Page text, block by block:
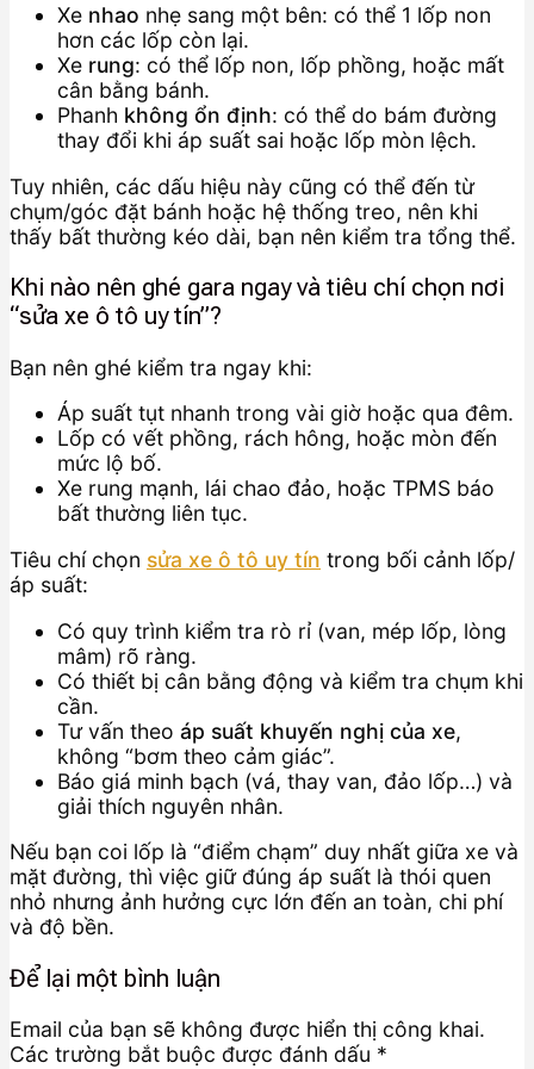
Xe nhao nhẹ sang một bên: có thể 1 lốp non
hơn các lốp còn lại.
Xe rung: có thể lốp non, lốp phồng, hoặc mất
cân bằng bánh.
Phanh không ổn định: có thể do bám đường
thay đổi khi áp suất sai hoặc lốp mòn lệch.
Tuy nhiên, các dấu hiệu này cũng có thể đến từ
chụm/góc đặt bánh hoặc hệ thống treo, nên khi
thấy bất thường kéo dài, bạn nên kiểm tra tổng thể.
Khi nào nên ghé gara ngay và tiêu chí chọn nơi
“sửa xe ô tô uy tín”?
Bạn nên ghé kiểm tra ngay khi:
Áp suất tụt nhanh trong vài giờ hoặc qua đêm.
Lốp có vết phồng, rách hông, hoặc mòn đến
mức lộ bố.
Xe rung mạnh, lái chao đảo, hoặc TPMS báo
bất thường liên tục.
Tiêu chí chọn sửa xe ô tô uy tín trong bối cảnh lốp/
áp suất:
Có quy trình kiểm tra rò rỉ (van, mép lốp, lòng
mâm) rõ ràng.
Có thiết bị cân bằng động và kiểm tra chụm khi
cần.
Tư vấn theo áp suất khuyến nghị của xe,
không “bơm theo cảm giác”.
Báo giá minh bạch (vá, thay van, đảo lốp…) và
giải thích nguyên nhân.
Nếu bạn coi lốp là “điểm chạm” duy nhất giữa xe và
mặt đường, thì việc giữ đúng áp suất là thói quen
nhỏ nhưng ảnh hưởng cực lớn đến an toàn, chi phí
và độ bền.
Để lại một bình luận
Email của bạn sẽ không được hiển thị công khai.
Các trường bắt buộc được đánh dấu *